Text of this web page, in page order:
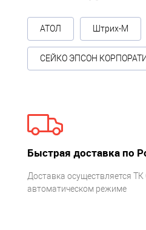
АТОЛ Штрих-М
СЕЙКО ЭПСОН
Быстрая доставка по
Доставка осуществляется
автоматическом режиме